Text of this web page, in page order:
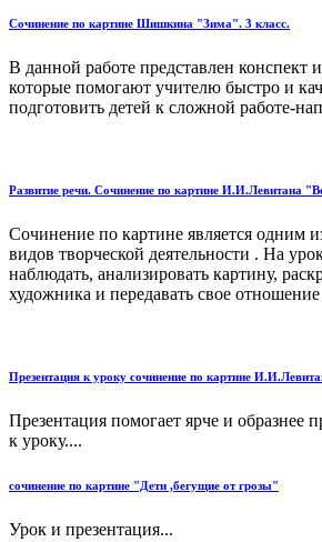
Сочинение по картине Шишкина "Зима". 3 класс.
В данной работе представлен конспект
которые помогают учителю быстро и
подготовить детей к сложной работе-
Развитие речи. Сочинение по картине И.И.Левитана
Сочинение по картине является одним
видов творческой деятельности . На
наблюдать, анализировать картину,
художника и передавать свое отношение
Презентация к уроку сочинение по картине
Презентация помогает ярче и образнее
к уроку....
сочинение по картине "Дети ,бегущие от грозы"
Урок и презентация...